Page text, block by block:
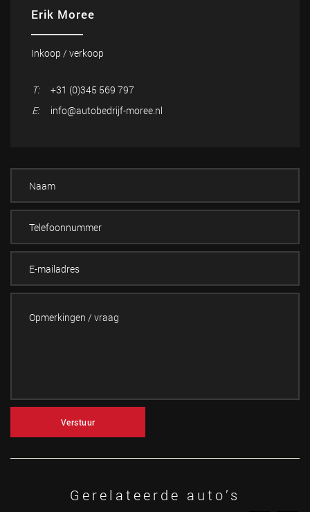
Erik Moree
Inkoop / verkoop
T:
+31 (0)345 569 797
E:
info@autobedrijf-moree.nl
Verstuur
Gerelateerde auto’s